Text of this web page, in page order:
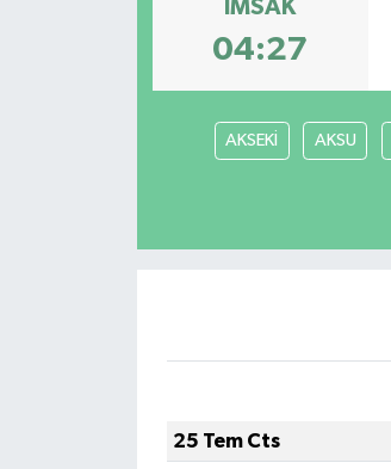
İMSAK
04:27
AKSEKİ AKSU
25 Tem Cts